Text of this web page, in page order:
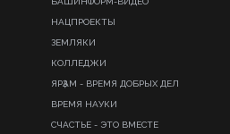
НАЦПРОЕКТЫ
ЗЕМЛЯКИ
КОЛЛЕДЖИ
ЯРҘАМ - ВРЕМЯ ДОБРЫХ ДЕЛ
ВРЕМЯ НАУКИ
СЧАСТЬЕ - ЭТО ВМЕСТЕ